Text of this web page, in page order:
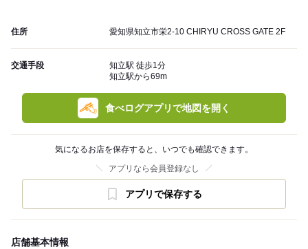
住所 愛知県知立市栄2-10 CHIRYU CROSS GATE 2F
交通手段
知立駅 徒歩1分
知立駅から69m
食べログアプリで地図を開く
気になるお店を保存すると、いつでも確認できます。
アプリなら会員登録なし
アプリで保存する
店舗基本情報